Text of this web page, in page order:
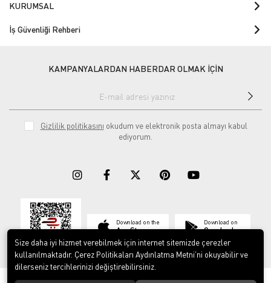
KURUMSAL
İş Güvenliği Rehberi
KAMPANYALARDAN HABERDAR OLMAK İÇİN
Gizlilik politikasını okudum ve elektronik posta almayı kabul
ediyorum.
Download on the
App Store
Download on
Google play
Size daha iyi hizmet verebilmek için internet sitemizde çerezler
kullanılmaktadır. Çerez Politikaları Aydınlatma Metni’ni okuyabilir ve
dilerseniz tercihlerinizi değiştirebilirsiniz.